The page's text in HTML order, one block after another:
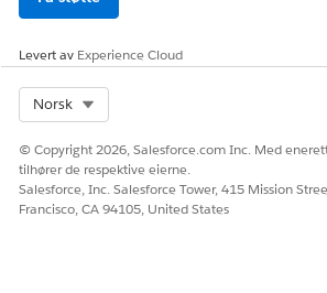
Levert av Experience Cloud
Norsk
© Copyright 2026, Salesforce.com Inc. Med
tilhører de respektive eierne.
Salesforce, Inc. Salesforce Tower, 415 Mission
Francisco, CA 94105, United States